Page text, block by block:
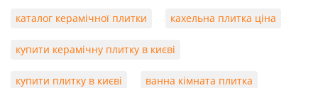
каталог керамічної плитки кахельна плитка ціна
купити керамічну плитку в києві
купити плитку в києві ванна кімната плитка